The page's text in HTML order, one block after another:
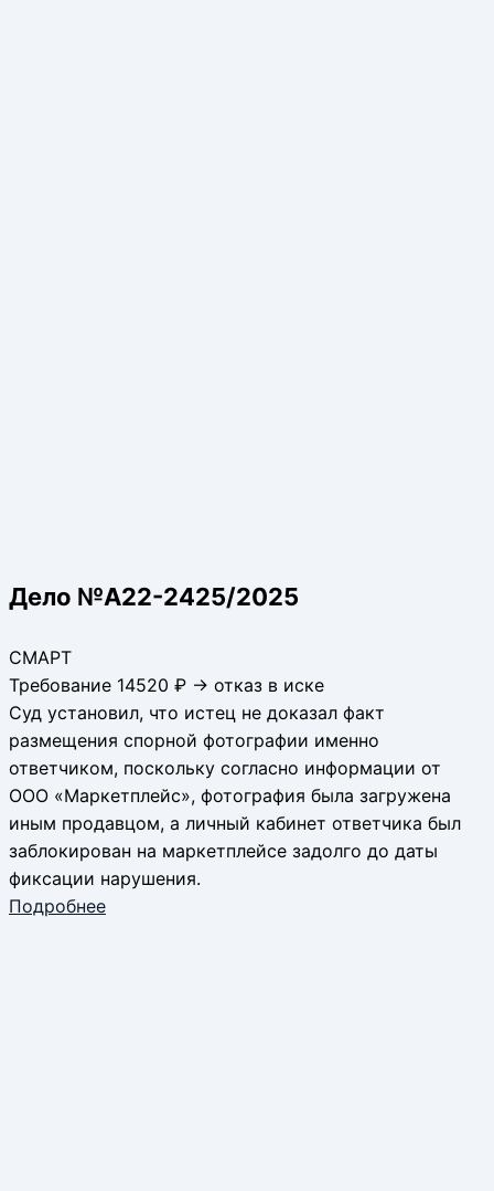
Дело №А22-2425/2025
СМАРТ
Требование 14520 ₽ → отказ в иске
Суд установил, что истец не доказал факт
размещения спорной фотографии именно
ответчиком, поскольку согласно информации от
ООО «Маркетплейс», фотография была загружена
иным продавцом, а личный кабинет ответчика был
заблокирован на маркетплейсе задолго до даты
фиксации нарушения.
Подробнее